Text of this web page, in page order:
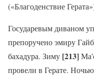
(«Благоденствие
Государевым диваном
препоручено эмиру
бахадура. Зиму [213]
провели в Герате.